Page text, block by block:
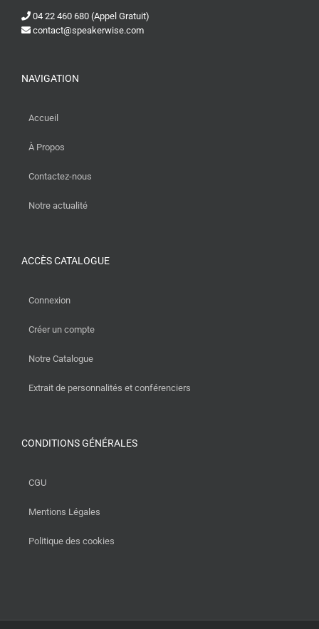
04 22 460 680 (Appel Gratuit)
contact@speakerwise.com
NAVIGATION
Accueil
À Propos
Contactez-nous
Notre actualité
ACCÈS CATALOGUE
Connexion
Créer un compte
Notre Catalogue
Extrait de personnalités et conférenciers
CONDITIONS GÉNÉRALES
CGU
Mentions Légales
Politique des cookies